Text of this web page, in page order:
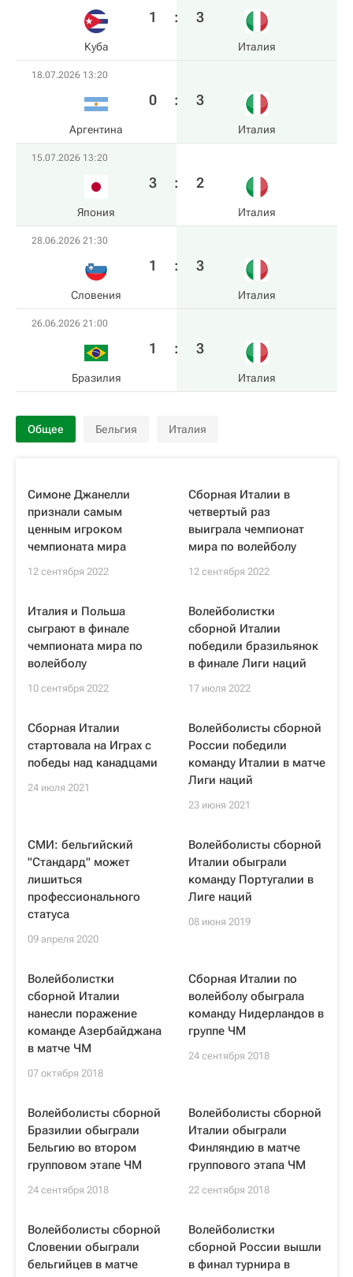
Куба
1 : 3
Италия
18.07.2026 13:20
Аргентина
0 : 3
Италия
15.07.2026 13:20
Япония
3 : 2
Италия
28.06.2026 21:30
Словения
1 : 3
Италия
26.06.2026 21:00
Бразилия
1 : 3
Италия
Общее Бельгия Италия
Симоне Джанелли
признали самым
ценным игроком
чемпионата мира
12 сентября 2022
Сборная Италии в
четвертый раз
выиграла чемпионат
мира по волейболу
12 сентября 2022
Италия и Польша
сыграют в финале
чемпионата мира по
волейболу
10 сентября 2022
Волейболистки
сборной Италии
победили бразильянок
в финале Лиги наций
17 июля 2022
Сборная Италии
стартовала на Играх с
победы над канадцами
24 июля 2021
Волейболисты сборной
России победили
команду Италии в матче
Лиги наций
23 июня 2021
СМИ: бельгийский
"Стандард" может
лишиться
профессионального
статуса
09 апреля 2020
Волейболисты сборной
Италии обыграли
команду Португалии в
Лиге наций
08 июня 2019
Волейболистки
сборной Италии
нанесли поражение
команде Азербайджана
в матче ЧМ
07 октября 2018
Сборная Италии по
волейболу обыграла
команду Нидерландов в
группе ЧМ
24 сентября 2018
Волейболисты сборной
Бразилии обыграли
Бельгию во втором
групповом этапе ЧМ
24 сентября 2018
Волейболисты сборной
Италии обыграли
Финляндию в матче
группового этапа ЧМ
22 сентября 2018
Волейболисты сборной
Словении обыграли
бельгийцев в матче
Волейболистки
сборной России вышли
в финал турнира в